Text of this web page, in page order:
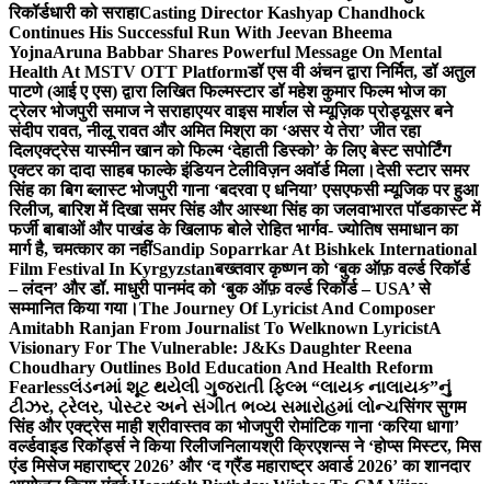
रिकॉर्डधारी को सराहाCasting Director Kashyap Chandhock
Continues His Successful Run With Jeevan Bheema
YojnaAruna Babbar Shares Powerful Message On Mental
Health At MSTV OTT Platformडॉ एस वी अंचन द्वारा निर्मित, डॉ अतुल
पाटणे (आई ए एस) द्वारा लिखित फिल्मस्टार डॉ महेश कुमार फिल्म भोज का
ट्रेलर भोजपुरी समाज ने सराहाएयर वाइस मार्शल से म्यूज़िक प्रोड्यूसर बने
संदीप रावत, नीलू रावत और अमित मिश्रा का ‘असर ये तेरा’ जीत रहा
दिलएक्ट्रेस यास्मीन खान को फिल्म ‘देहाती डिस्को’ के लिए बेस्ट सपोर्टिंग
एक्टर का दादा साहब फाल्के इंडियन टेलीविज़न अवॉर्ड मिला।देसी स्टार समर
सिंह का बिग ब्लास्ट भोजपुरी गाना ‘बदरवा ए धनिया’ एसएफसी म्यूजिक पर हुआ
रिलीज, बारिश में दिखा समर सिंह और आस्था सिंह का जलवाभारत पॉडकास्ट में
फर्जी बाबाओं और पाखंड के खिलाफ बोले रोहित भार्गव- ज्योतिष समाधान का
मार्ग है, चमत्कार का नहींSandip Soparrkar At Bishkek International
Film Festival In Kyrgyzstanबख्तवार कृष्णन को ‘बुक ऑफ़ वर्ल्ड रिकॉर्ड
– लंदन’ और डॉ. माधुरी पानमंद को ‘बुक ऑफ़ वर्ल्ड रिकॉर्ड – USA’ से
सम्मानित किया गया।The Journey Of Lyricist And Composer
Amitabh Ranjan From Journalist To Welknown LyricistA
Visionary For The Vulnerable: J&Ks Daughter Reena
Choudhary Outlines Bold Education And Health Reform
Fearlessલંડનમાં શૂટ થયેલી ગુજરાતી ફિલ્મ “લાયક નાલાયક”નું
ટીઝર, ટ્રેલર, પોસ્ટર અને સંગીત ભવ્ય સમારોહમાં લોન્ચसिंगर सुगम
सिंह और एक्ट्रेस माही श्रीवास्तव का भोजपुरी रोमांटिक गाना ‘करिया धागा’
वर्ल्डवाइड रिकॉर्ड्स ने किया रिलीजनिलायश्री क्रिएशन्स ने ‘होप्स मिस्टर, मिस
एंड मिसेज महाराष्ट्र 2026’ और ‘द ग्रैंड महाराष्ट्र अवार्ड 2026’ का शानदार